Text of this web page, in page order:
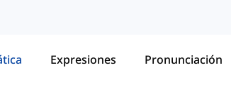
Expresiones Pronunciación